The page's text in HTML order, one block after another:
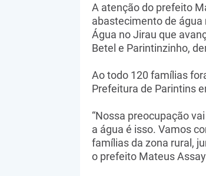
A atenção do prefeito
abastecimento de
Água no Jirau que
Betel e Parintinzinho,
Ao todo 120 famílias
Prefeitura de Parintins
“Nossa preocupação
a água é isso. Vamos
famílias da zona rural,
o prefeito Mateus